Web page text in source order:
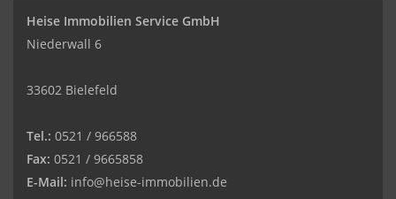
Heise Immobilien Service GmbH
Niederwall 6
33602 Bielefeld
Tel.: 0521 / 966588
Fax: 0521 / 9665858
E-Mail: info@heise-immobilien.de